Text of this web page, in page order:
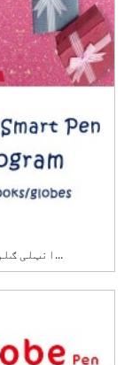
انټلی ګلوب، متقابل، نیلي نړۍ ګلوب، بشپړ...